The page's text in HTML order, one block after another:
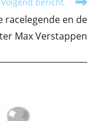
racelegende en de
Max Verstappen